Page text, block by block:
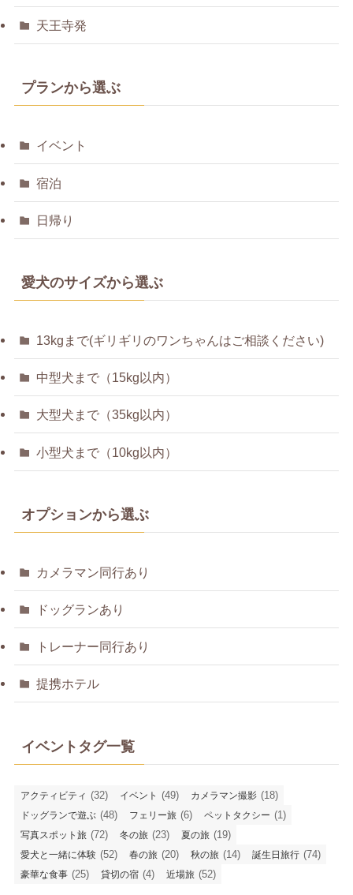
天王寺発
プランから選ぶ
イベント
宿泊
日帰り
愛犬のサイズから選ぶ
13kgまで(ギリギリのワンちゃんはご相談ください)
中型犬まで（15kg以内）
大型犬まで（35kg以内）
小型犬まで（10kg以内）
オプションから選ぶ
カメラマン同行あり
ドッグランあり
トレーナー同行あり
提携ホテル
イベントタグ一覧
アクティビティ (32) イベント (49) カメラマン撮影 (18)
ドッグランで遊ぶ (48) フェリー旅 (6) ペットタクシー (1)
写真スポット旅 (72) 冬の旅 (23) 夏の旅 (19)
愛犬と一緒に体験 (52) 春の旅 (20) 秋の旅 (14) 誕生日旅行 (74)
豪華な食事 (25) 貸切の宿 (4) 近場旅 (52)